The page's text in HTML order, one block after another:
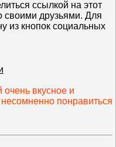
ссылкой на этот
своими друзьями. Для
из кнопок социальных
очень вкусное и
понравиться